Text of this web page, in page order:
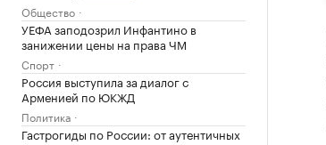
Общество
УЕФА заподозрил Инфантино в
занижении цены на права ЧМ
Спорт
Россия выступила за диалог с
Арменией по ЮКЖД
Политика
Гастрогиды по России: от аутентичных